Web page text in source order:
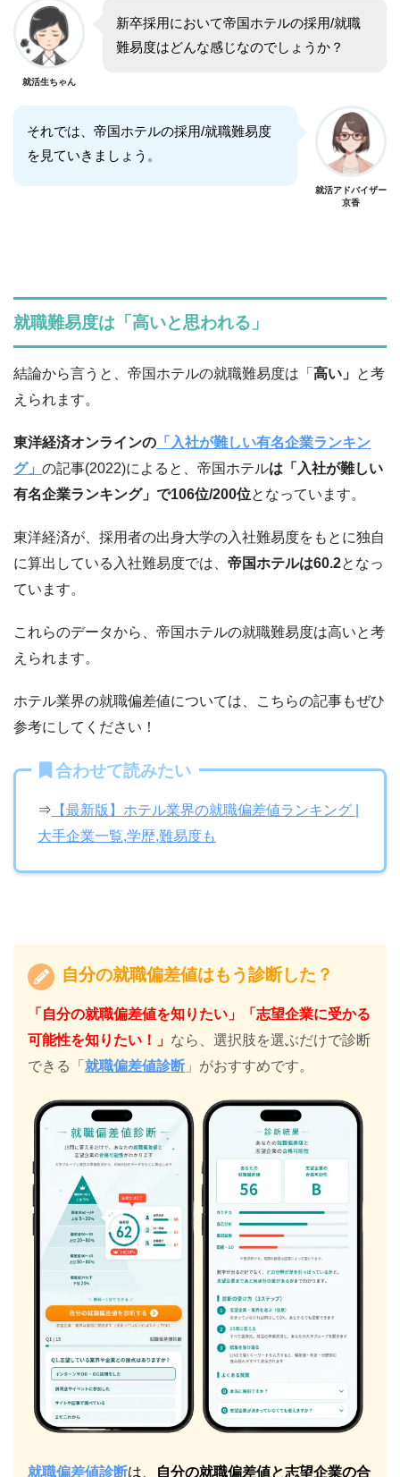
就活生ちゃん
新卒採用において帝国ホテルの採用/就職
難易度はどんな感じなのでしょうか？
それでは、帝国ホテルの採用/就職難易度
を見ていきましょう。
就活アドバイザー
京香
就職難易度は「高いと思われる」
結論から言うと、帝国ホテルの就職難易度は「 高い」 と考
えられます。
東洋経済オンラインの 「入社が難しい有名企業ランキン
グ」 の記事(2022)によると、帝国ホテルは「入社が難しい
有名企業ランキング」で106位/200位となっています。
東洋経済が、採用者の出身大学の入社難易度をもとに独自
に算出している入社難易度では、 帝国ホテルは60.2となっ
ています。
これらのデータから、帝国ホテルの就職難易度は高いと考
えられます。
ホテル業界の就職偏差値については、こちらの記事もぜひ
参考にしてください！
合わせて読みたい
⇒ 【最新版】ホテル業界の就職偏差値ランキング |
大手企業一覧,学歴,難易度も
自分の就職偏差値はもう診断した？
「自分の就職偏差値を知りたい」「志望企業に受かる
可能性を知りたい！」 なら、選択肢を選ぶだけで診断
できる「 就職偏差値診断 」がおすすめです。
就職偏差値診断は、 自分の就職偏差値と志望企業の合